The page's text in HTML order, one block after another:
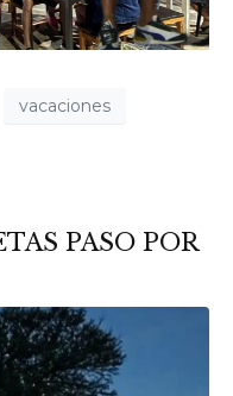
vacaciones
PASO POR